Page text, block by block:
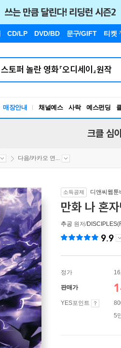
CD/LP DVD/BD 문구/GIFT 티켓
매장안내 채널예스 사락 예스펀딩
크클 심
다음/카카오 연...
소득공제 디앤씨웹툰
만화 나 혼
추공 원저/
9.9
정가
판매가
YES포인트
5